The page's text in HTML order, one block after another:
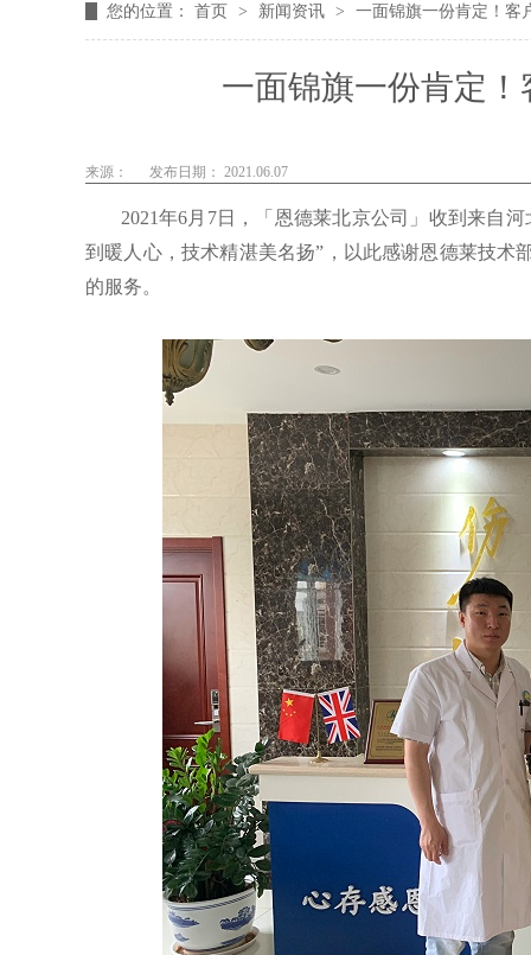
您的位置： 首页 > 新闻资讯 > 一面锦旗一份肯定！客
一面锦旗一份肯定
来源： 发布日期： 2021.06.07
2021年6月7日，「恩德莱北京公司」收到来自
到暖人心，技术精湛美名扬”，以此感谢恩德莱技术
的服务。